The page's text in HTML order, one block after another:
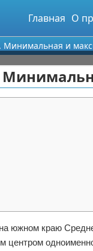
Главная О
Минимальная и
южном краю
центром